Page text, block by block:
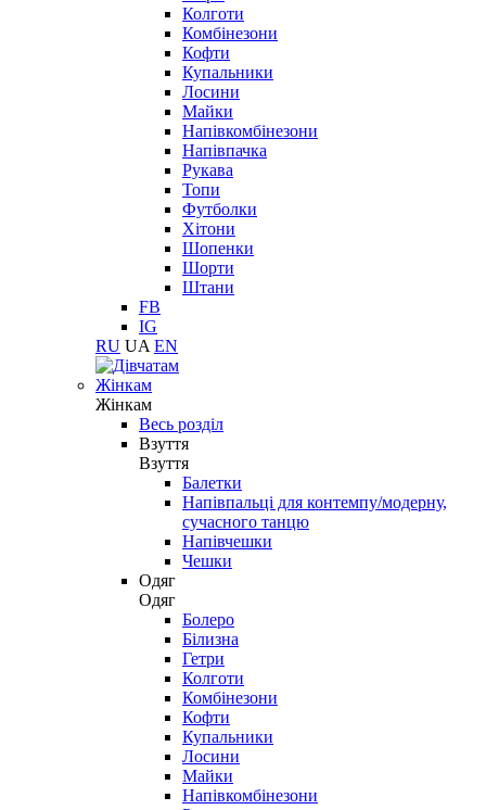
Колготи
Комбінезони
Кофти
Купальники
Лосини
Майки
Напівкомбінезони
Напівпачка
Рукава
Топи
Футболки
Хітони
Шопенки
Шорти
Штани
FB
IG
RU UA EN
Жінкам
Жінкам
Весь розділ
Взуття
Взуття
Балетки
Напівпальці для контемпу/модерну,
сучасного танцю
Напівчешки
Чешки
Одяг
Одяг
Болеро
Білизна
Гетри
Колготи
Комбінезони
Кофти
Купальники
Лосини
Майки
Напівкомбінезони